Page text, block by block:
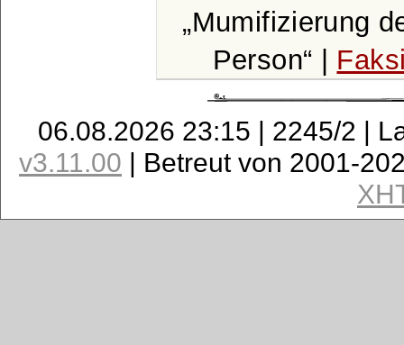
Mumifizierung
Person
|
06.08.2026 23:15 | 2245/2 |
v3.11.00 | Betreut von 2001-